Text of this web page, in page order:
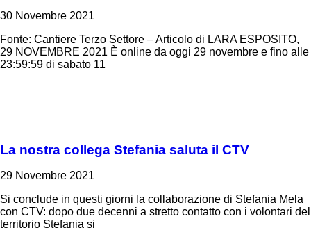
30 Novembre 2021
Fonte: Cantiere Terzo Settore – Articolo di LARA ESPOSITO,
29 NOVEMBRE 2021 È online da oggi 29 novembre e fino alle
23:59:59 di sabato 11
La nostra collega Stefania saluta il CTV
29 Novembre 2021
Si conclude in questi giorni la collaborazione di Stefania Mela
con CTV: dopo due decenni a stretto contatto con i volontari del
territorio Stefania si